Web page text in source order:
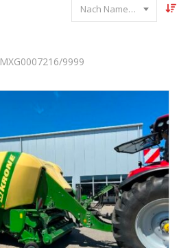
Nach Name sortieren
MXG0007216/9999